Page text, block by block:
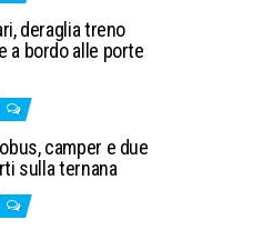
deraglia treno
a bordo alle porte
camper e due
sulla ternana